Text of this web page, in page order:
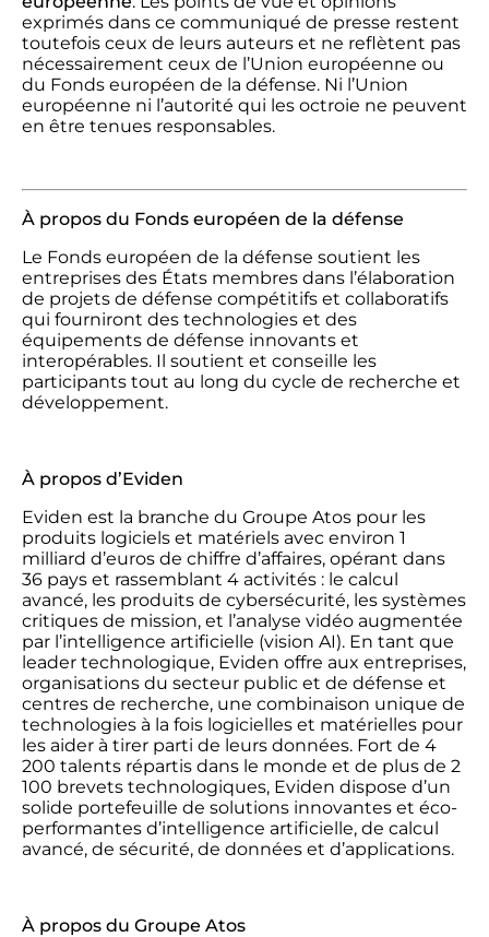
exprimés dans ce communiqué de presse restent
toutefois ceux de leurs auteurs et ne reflètent pas
nécessairement ceux de l’Union européenne ou
du Fonds européen de la défense. Ni l’Union
européenne ni l’autorité qui les octroie ne peuvent
en être tenues responsables.
À propos du Fonds européen de la défense
Le Fonds européen de la défense soutient les
entreprises des États membres dans l’élaboration
de projets de défense compétitifs et collaboratifs
qui fourniront des technologies et des
équipements de défense innovants et
interopérables. Il soutient et conseille les
participants tout au long du cycle de recherche et
développement.
À propos d’Eviden
Eviden est la branche du Groupe Atos pour les
produits logiciels et matériels avec environ 1
milliard d’euros de chiffre d’affaires, opérant dans
36 pays et rassemblant 4 activités : le calcul
avancé, les produits de cybersécurité, les systèmes
critiques de mission, et l’analyse vidéo augmentée
par l’intelligence artificielle (vision AI). En tant que
leader technologique, Eviden offre aux entreprises,
organisations du secteur public et de défense et
centres de recherche, une combinaison unique de
technologies à la fois logicielles et matérielles pour
les aider à tirer parti de leurs données. Fort de 4
200 talents répartis dans le monde et de plus de 2
100 brevets technologiques, Eviden dispose d’un
solide portefeuille de solutions innovantes et éco-
performantes d’intelligence artificielle, de calcul
avancé, de sécurité, de données et d’applications.
À propos du Groupe Atos